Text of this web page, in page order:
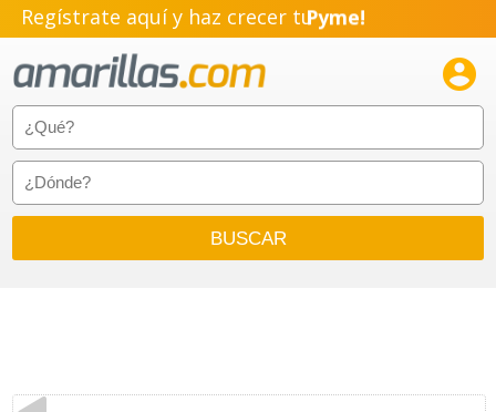
Regístrate aquí y haz crecer tuPyme!
Emprendimiento!
